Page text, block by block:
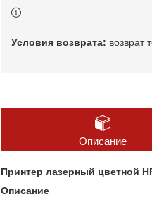
возврат
Описание
Принтер лазерный цветной
Описание